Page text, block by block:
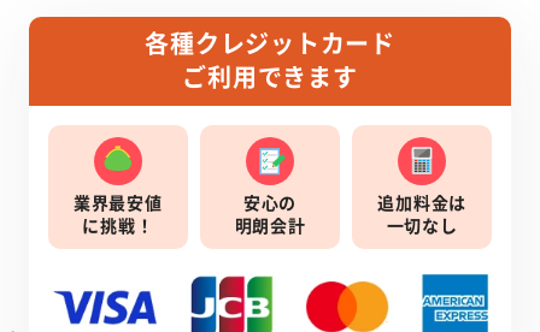
各種クレジットカード
ご利用できます
業界最安値
に挑戦！
安心の
明朗会計
追加料金は
一切なし